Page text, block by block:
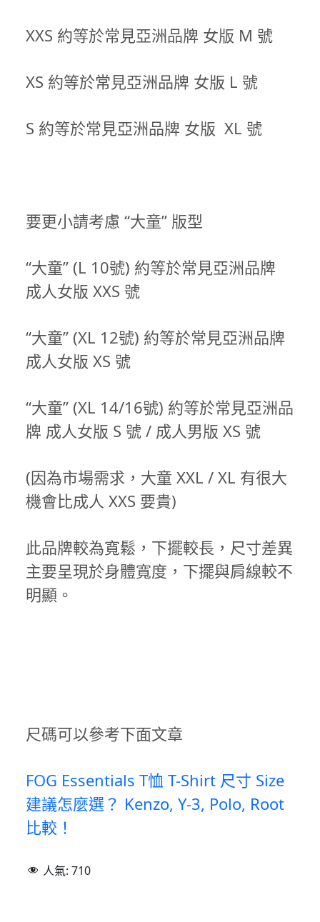
XXS 約等於常見亞洲品牌 女版 M 號
XS 約等於常見亞洲品牌 女版 L 號
S 約等於常見亞洲品牌 女版 XL 號
要更小請考慮 “大童” 版型
“大童” (L 10號) 約等於常見亞洲品牌
成人女版 XXS 號
“大童” (XL 12號) 約等於常見亞洲品牌
成人女版 XS 號
“大童” (XL 14/16號) 約等於常見亞洲品
牌 成人女版 S 號 / 成人男版 XS 號
(因為市場需求，大童 XXL / XL 有很大
機會比成人 XXS 要貴)
此品牌較為寬鬆，下擺較長，尺寸差異
主要呈現於身體寬度，下擺與肩線較不
明顯。
尺碼可以參考下面文章
FOG Essentials T恤 T-Shirt 尺寸 Size
建議怎麼選？ Kenzo, Y-3, Polo, Root
比較！
人氣: 710